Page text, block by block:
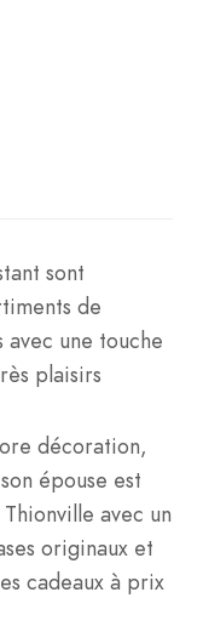
sont
de
avec une touche
plaisirs
décoration,
épouse est
avec un
originaux et
cadeaux à prix